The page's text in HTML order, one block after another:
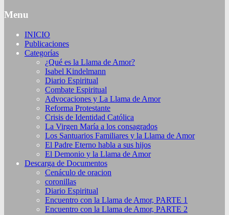
Menu
INICIO
Publicaciones
Categorías
¿Qué es la Llama de Amor?
Isabel Kindelmann
Diario Espiritual
Combate Espiritual
Advocaciones y La Llama de Amor
Reforma Protestante
Crisis de Identidad Católica
La Virgen María a los consagrados
Los Santuarios Familiares y la Llama de Amor
El Padre Eterno habla a sus hijos
El Demonio y la Llama de Amor
Descarga de Documentos
Cenáculo de oracion
coronillas
Diario Espiritual
Encuentro con la Llama de Amor, PARTE 1
Encuentro con la Llama de Amor, PARTE 2